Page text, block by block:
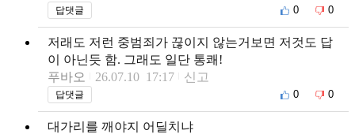
답댓글 0 0
저래도 저런 중범죄가 끊이지 않는거보면 저것도 답
이 아닌듯 함. 그래도 일단 통쾌!
푸바오
26.07.10 17:17 신고
답댓글 0 0
대가리를 깨야지 어딜치냐